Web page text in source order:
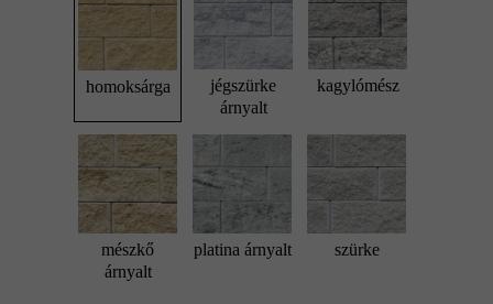
homoksárga
jégszürke
árnyalt
kagylómész
mészkő
árnyalt
platina árnyalt szürke